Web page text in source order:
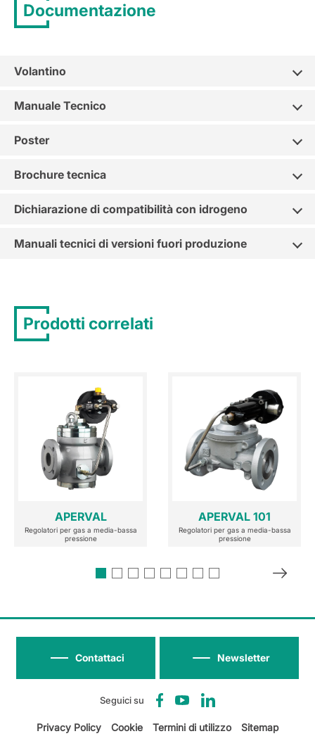
Documentazione
Volantino
Manuale Tecnico
Poster
Brochure tecnica
Dichiarazione di compatibilità con idrogeno
Manuali tecnici di versioni fuori produzione
Prodotti correlati
APERVAL
Regolatori per gas a media-bassa
pressione
APERVAL 101
Regolatori per gas a media-bassa
pressione
Seguici su
Newsletter
Contattaci
Privacy Policy Cookie Termini di utilizzo Sitemap